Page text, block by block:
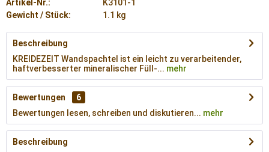
Artikel-Nr.:
K3101-1
Gewicht / Stück:
1.1 kg
Beschreibung
KREIDEZEIT Wandspachtel ist ein leicht zu verarbeitender,
haftverbesserter mineralischer Füll-... mehr
Bewertungen
6
Bewertungen lesen, schreiben und diskutieren... mehr
Beschreibung